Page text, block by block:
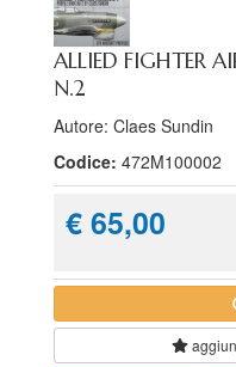
ALLIED FIGHTER
N.2
Autore: Claes Sundin
Codice: 472M100002
€ 65,00